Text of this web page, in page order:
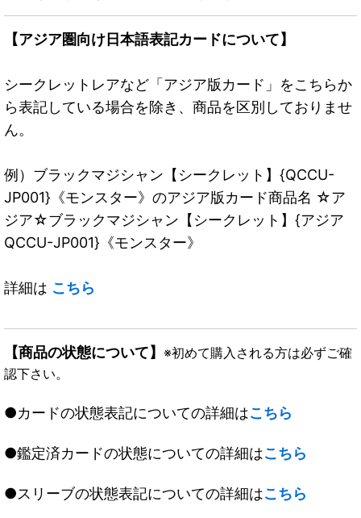
【アジア圏向け日本語表記カードについて】
シークレットレアなど「アジア版カード」をこちらか
ら表記している場合を除き、商品を区別しておりませ
ん。
例）ブラックマジシャン【シークレット】{QCCU-
JP001}《モンスター》のアジア版カード商品名 ☆ア
ジア☆ブラックマジシャン【シークレット】{アジア
QCCU-JP001}《モンスター》
詳細は こちら
【商品の状態について】 ※初めて購入される方は必ずご確
認下さい。
●カードの状態表記についての詳細はこちら
●鑑定済カードの状態についての詳細はこちら
●スリーブの状態表記についての詳細はこちら